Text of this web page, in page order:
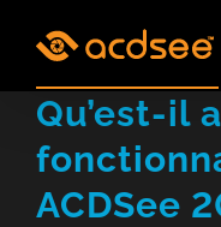
Qu’est-il
ACDSee